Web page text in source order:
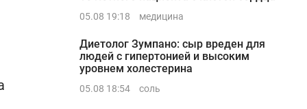
05.08 19:18 медицина
Диетолог Зумпано: сыр вреден для
людей с гипертонией и высоким
уровнем холестерина
05.08 18:54 соль